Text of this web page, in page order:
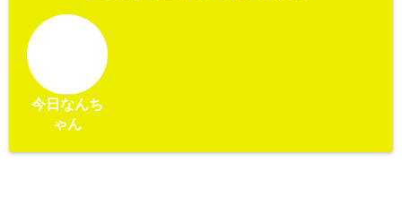
今日なんち
ゃん